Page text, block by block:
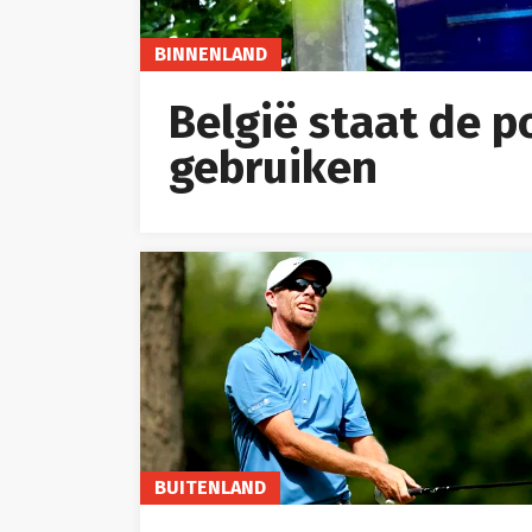
BINNENLAND
België staat de
gebruiken
BUITENLAND